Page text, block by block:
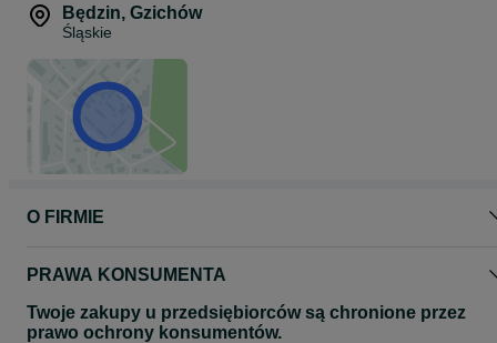
Będzin, Gzichów
Śląskie
O FIRMIE
PRAWA KONSUMENTA
Twoje zakupy u przedsiębiorców są chronione przez
prawo ochrony konsumentów.